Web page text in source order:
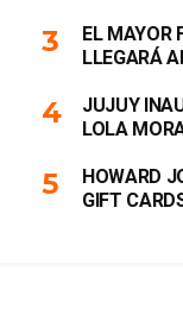
EL MAYOR
LLEGARÁ
JUJUY
LOLA
HOWARD
GIFT